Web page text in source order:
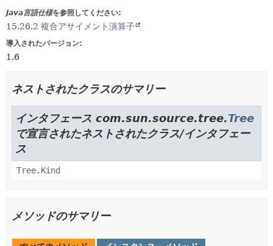
Java言語仕様を参照してください:
15.26.2 複合アサイメント演算子
導入されたバージョン:
1.6
ネストされたクラスのサマリー
インタフェース com.sun.source.tree.Tree
で宣言されたネストされたクラス/インタフェー
ス
Tree.Kind
メソッドのサマリー